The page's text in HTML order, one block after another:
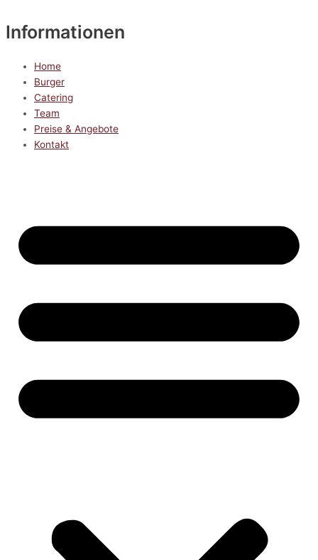
Informationen
Home
Burger
Catering
Team
Preise & Angebote
Kontakt